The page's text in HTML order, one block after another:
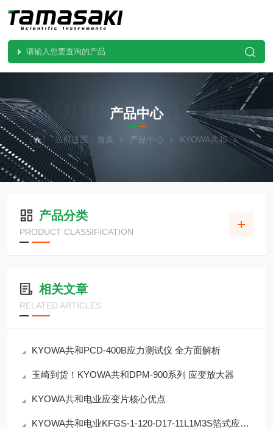
PRODUCTS CENTER
产品中心
当前位置： 首页 产品中心 KYOWA共和
产品分类
PRODUCT CLASSIFICATION
相关文章
RELATED ARTICLES
KYOWA共和PCD-400B应力测试仪 全方面解析
玉崎到货！KYOWA共和DPM-900系列 应变放大器
KYOWA共和电业应变片核心优点
KYOWA共和电业KFGS-1-120-D17-11L1M3S箔式应变片